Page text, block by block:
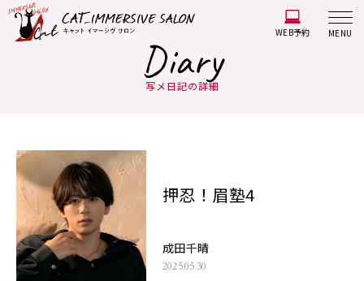
WEB予約 MENU
Diary
写メ日記の詳細
押忍！眉塾4
成田千晴
2025.05.30